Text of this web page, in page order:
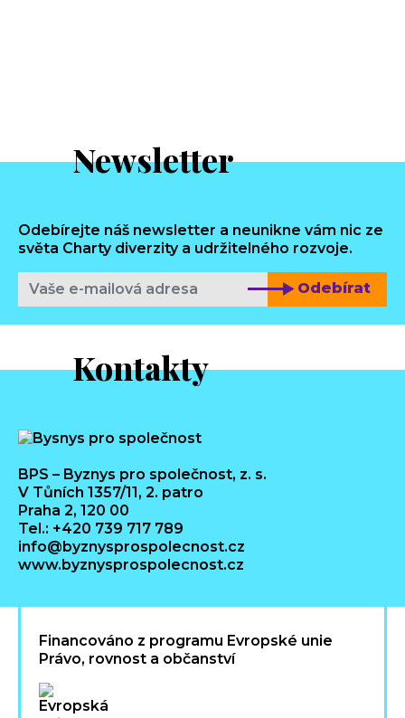
Newsletter
Odebírejte náš newsletter a neunikne vám nic ze
světa Charty diverzity a udržitelného rozvoje.
Odebírat
Kontakty
BPS – Byznys pro společnost, z. s.
V Tůních 1357/11, 2. patro
Praha 2, 120 00
Tel.: +420 739 717 789
info@byznysprospolecnost.cz
www.byznysprospolecnost.cz
Financováno z programu Evropské unie
Právo, rovnost a občanství